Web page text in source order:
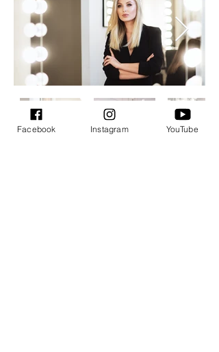
Facebook Instagram YouTube